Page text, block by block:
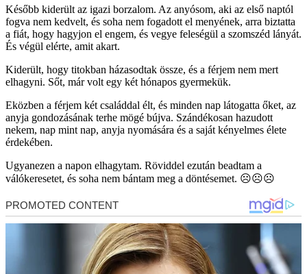
Később kiderült az igazi borzalom. Az anyósom, aki az első naptól
fogva nem kedvelt, és soha nem fogadott el menyének, arra biztatta
a fiát, hogy hagyjon el engem, és vegye feleségül a szomszéd lányát.
És végül elérte, amit akart.
Kiderült, hogy titokban házasodtak össze, és a férjem nem mert
elhagyni. Sőt, már volt egy két hónapos gyermekük.
Eközben a férjem két családdal élt, és minden nap látogatta őket, az
anyja gondozásának terhe mögé bújva. Szándékosan hazudott
nekem, nap mint nap, anyja nyomására és a saját kényelmes élete
érdekében.
Ugyanezen a napon elhagytam. Röviddel ezután beadtam a
válókeresetet, és soha nem bántam meg a döntésemet. ☹️☹️☹️